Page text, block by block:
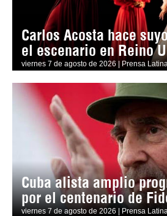
Carlos Acosta hace
el escenario en Reino
viernes 7 de agosto de 2026 | Prensa Latina
Cuba alista amplio
por el centenario de
viernes 7 de agosto de 2026 | Prensa Latina